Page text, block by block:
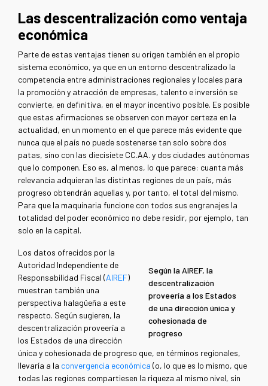
Las descentralización como ventaja
económica
Parte de estas ventajas tienen su origen también en el propio
sistema económico, ya que en un entorno descentralizado la
competencia entre administraciones regionales y locales para
la promoción y atracción de empresas, talento e inversión se
convierte, en definitiva, en el mayor incentivo posible. Es posible
que estas afirmaciones se observen con mayor certeza en la
actualidad, en un momento en el que parece más evidente que
nunca que el país no puede sostenerse tan solo sobre dos
patas, sino con las diecisiete CC.AA. y dos ciudades autónomas
que lo componen. Eso es, al menos, lo que parece: cuanta más
relevancia adquieran las distintas regiones de un país, más
progreso obtendrán aquellas y, por tanto, el total del mismo.
Para que la maquinaria funcione con todos sus engranajes la
totalidad del poder económico no debe residir, por ejemplo, tan
solo en la capital.
Según la AIREF, la
descentralización
proveería a los Estados
de una dirección única y
cohesionada de
progreso
Los datos ofrecidos por la
Autoridad Independiente de
Responsabilidad Fiscal (AIREF)
muestran también una
perspectiva halagüeña a este
respecto. Según sugieren, la
descentralización proveería a
los Estados de una dirección
única y cohesionada de progreso que, en términos regionales,
llevaría a la convergencia económica (o, lo que es lo mismo, que
todas las regiones compartiesen la riqueza al mismo nivel, sin